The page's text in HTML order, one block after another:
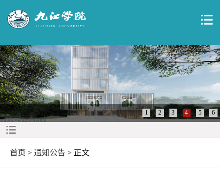
1 2 3 4 5 6
首页 > 通知公告 > 正文